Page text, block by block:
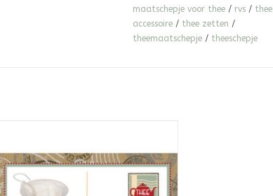
maatschepje voor thee / rvs / thee
accessoire / thee zetten /
theemaatschepje / theeschepje
losse thee, kruiden en specerijen. Met een
doorsnede van 75 mm. Perfect voor in een
theepot en geschikt voor 1 tot 3 kopjes